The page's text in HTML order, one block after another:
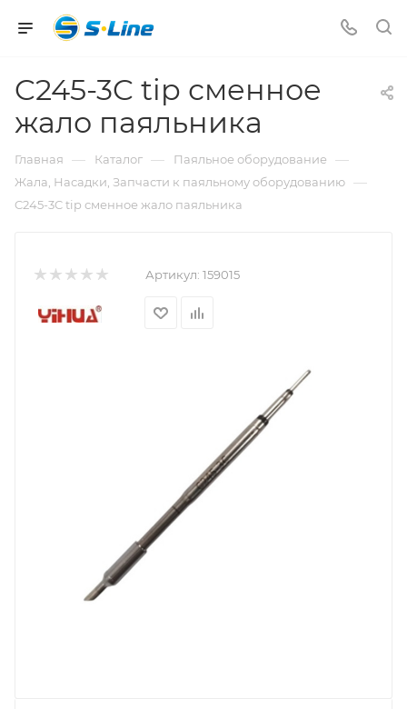
C245-3C tip сменное
жало паяльника
Главная — Каталог — Паяльное оборудование —
Жала, Насадки, Запчасти к паяльному оборудованию —
C245-3C tip сменное жало паяльника
Артикул: 159015